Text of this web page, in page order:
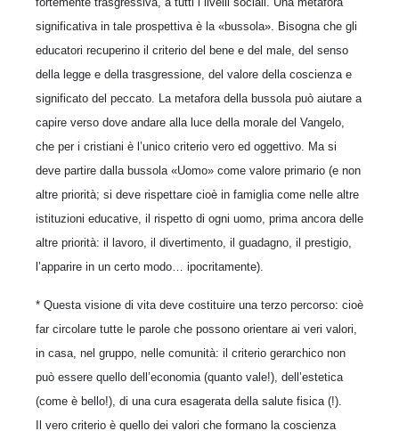
significativa in tale prospettiva è la «bussola». Bisogna che gli
educatori recuperino il criterio del bene e del male, del senso
della legge e della trasgressione, del valore della coscienza e
significato del peccato. La metafora della bussola può aiutare a
capire verso dove andare alla luce della morale del Vangelo,
che per i cristiani è l’unico criterio vero ed oggettivo. Ma si
deve partire dalla bussola «Uomo» come valore primario (e non
altre priorità; si deve rispettare cioè in famiglia come nelle altre
istituzioni educative, il rispetto di ogni uomo, prima ancora delle
altre priorità: il lavoro, il divertimento, il guadagno, il prestigio,
l’apparire in un certo modo… ipocritamente).
* Questa visione di vita deve costituire una terzo percorso: cioè
far circolare tutte le parole che possono orientare ai veri valori,
in casa, nel gruppo, nelle comunità: il criterio gerarchico non
può essere quello dell’economia (quanto vale!), dell’estetica
(come è bello!), di una cura esagerata della salute fisica (!).
Il vero criterio è quello dei valori che formano la coscienza